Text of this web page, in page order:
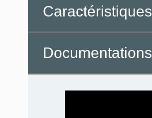
Caractéristiques
Documentations